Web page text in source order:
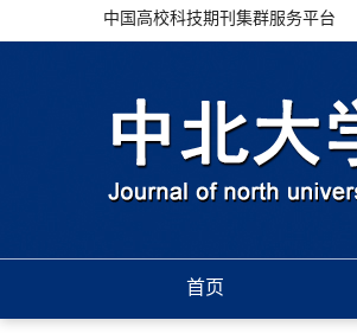
中国高校科技期刊集群服务平台
首页